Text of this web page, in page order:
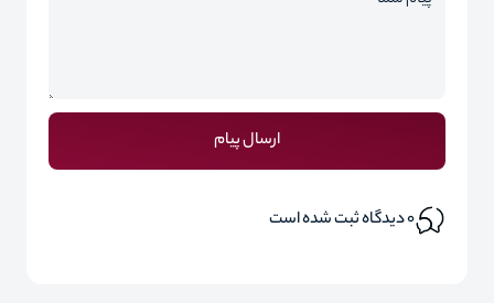
ارسال پیام
0دیدگاه ثبت شده است